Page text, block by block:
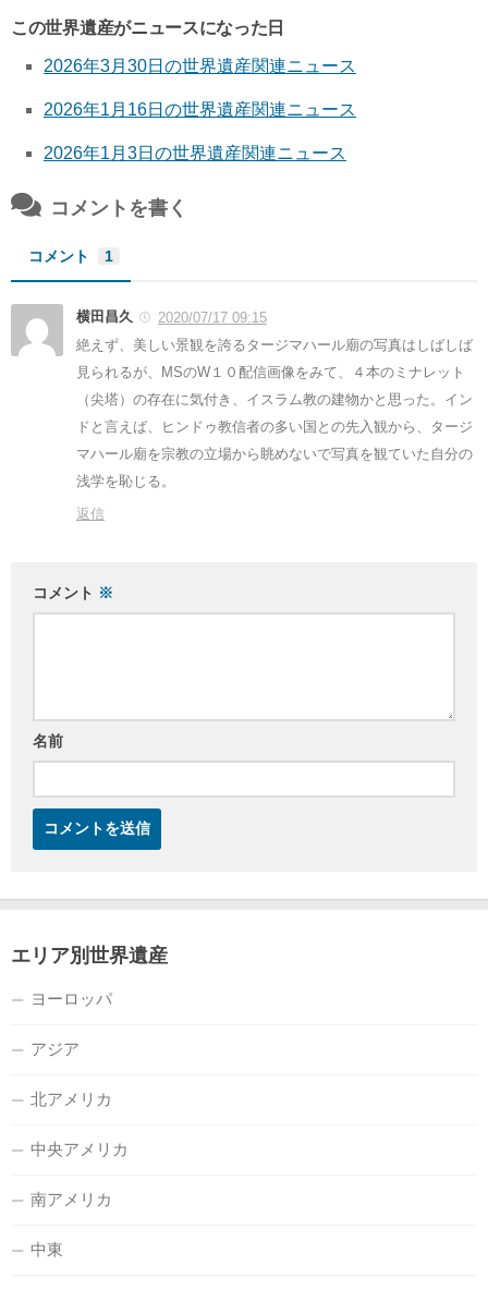
この世界遺産がニュースになった日
2026年3月30日の世界遺産関連ニュース
2026年1月16日の世界遺産関連ニュース
2026年1月3日の世界遺産関連ニュース
コメントを書く
コメント 1
横田昌久
2020/07/17 09:15
絶えず、美しい景観を誇るタージマハール廟の写真はしばしば
見られるが、MSのW１０配信画像をみて、４本のミナレット
（尖塔）の存在に気付き、イスラム教の建物かと思った。イン
ドと言えば、ヒンドゥ教信者の多い国との先入観から、タージ
マハール廟を宗教の立場から眺めないで写真を観ていた自分の
浅学を恥じる。
返信
コメント ※
名前
エリア別世界遺産
ヨーロッパ
アジア
北アメリカ
中央アメリカ
南アメリカ
中東